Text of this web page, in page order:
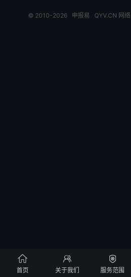
© 2010-2026 申报易 QYV.CN 网络

首页

关于我们

服务范围